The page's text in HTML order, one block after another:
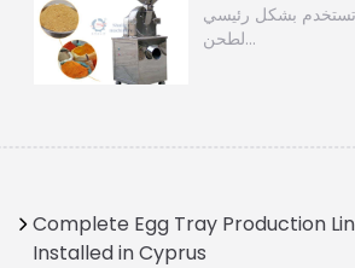
بشكل رئيسي
لطحن…
Complete Egg Tray Production
Installed in Cyprus